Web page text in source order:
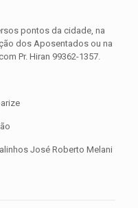
pontos da cidade, na
dos Aposentados ou na
Pr. Hiran 99362-1357.
José Roberto Melani